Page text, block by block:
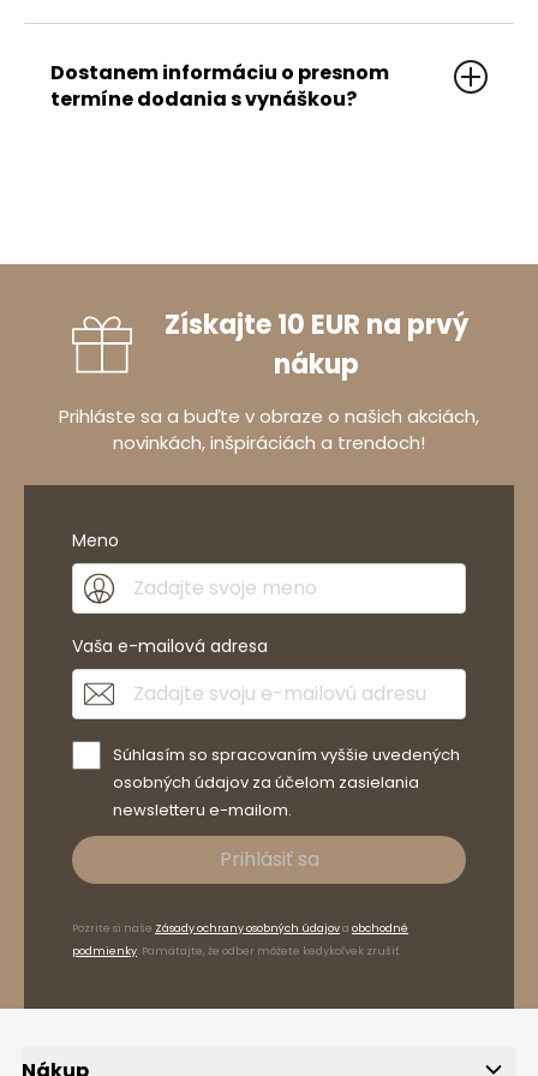
Nie. Pri objednaní služby vynesenia vám
doručíme a vynesieme na vami určené
miesto. Služba však nezahŕňa montáž ani
Dostanem informáciu o presnom
termíne dodania s vynáškou?
Získajte 10 EUR na prvý
nákup
Prihláste sa a buďte v obraze o našich akciách,
novinkách, inšpiráciách a trendoch!
Meno
Vaša e-mailová adresa
Súhlasím so spracovaním vyššie uvedených
osobných údajov za účelom zasielania
newsletteru e-mailom.
Prihlásiť sa
Pozrite si naše Zásady ochrany osobných údajova obchodné
podmienky. Pamätajte, že odber môžete kedykoľvek zrušiť.
Nákup